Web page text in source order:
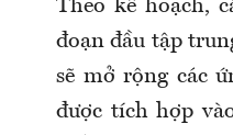
Theo kế hoạch,
đoạn đầu tập
sẽ mở rộng các
được tích hợp